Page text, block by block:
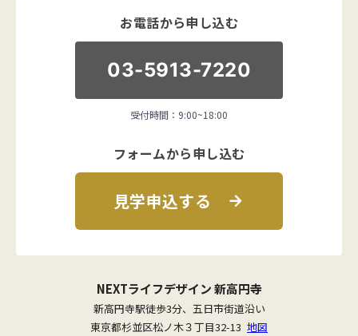
お電話から申し込む
03-5913-7220
受付時間：9:00~18:00
フォームから申し込む
見学申込する
NEXTライフデザイン 新高円寺
新高円寺駅徒歩3分、五日市街道沿い
東京都杉並区松ノ木３丁目32-13 地図